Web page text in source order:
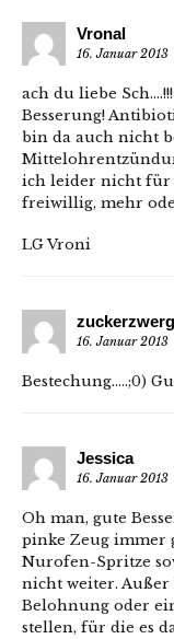
Vronal
16. Januar 2013
ach du liebe
Besserung!
bin da auch nicht
ich leider nicht für
freiwillig, mehr
LG Vroni
16. Januar 2013
Bestechung…..;0)
Jessica
16. Januar 2013
Oh man, gute
pinke Zeug immer
Nurofen-Spritze
nicht weiter.
Belohnung oder
stellen, für die es